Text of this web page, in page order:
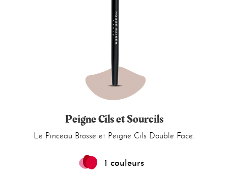
Peigne Cils et Sourcils
Le Pinceau Brosse et Peigne Cils Double Face.
1 couleurs